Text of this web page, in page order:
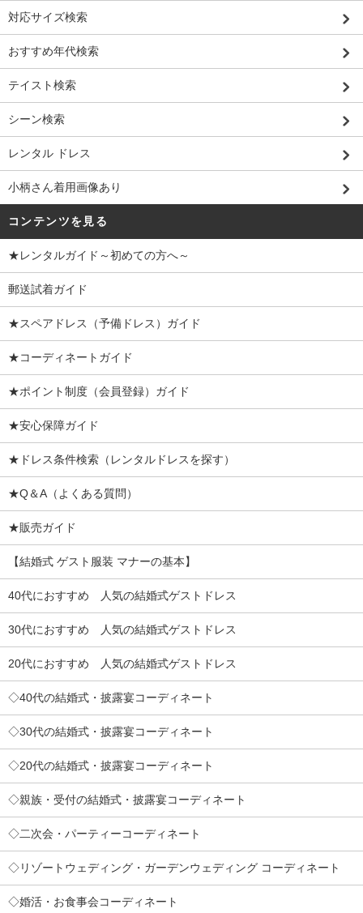
対応サイズ検索
おすすめ年代検索
テイスト検索
シーン検索
レンタル ドレス
小柄さん着用画像あり
コンテンツを見る
★レンタルガイド～初めての方へ～
郵送試着ガイド
★スペアドレス（予備ドレス）ガイド
★コーディネートガイド
★ポイント制度（会員登録）ガイド
★安心保障ガイド
★ドレス条件検索（レンタルドレスを探す）
★Q＆A（よくある質問）
★販売ガイド
【結婚式 ゲスト服装 マナーの基本】
40代におすすめ 人気の結婚式ゲストドレス
30代におすすめ 人気の結婚式ゲストドレス
20代におすすめ 人気の結婚式ゲストドレス
◇40代の結婚式・披露宴コーディネート
◇30代の結婚式・披露宴コーディネート
◇20代の結婚式・披露宴コーディネート
◇親族・受付の結婚式・披露宴コーディネート
◇二次会・パーティーコーディネート
◇リゾートウェディング・ガーデンウェディング コーディネート
◇婚活・お食事会コーディネート